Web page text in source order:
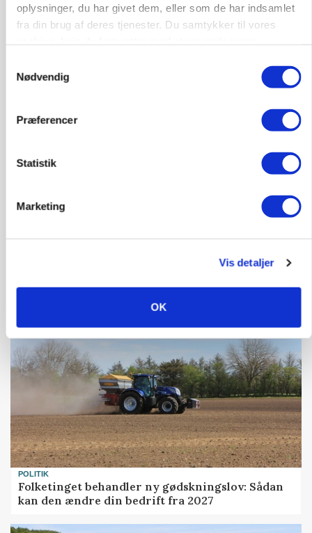
oplysninger, du har givet dem, eller som de har indsamlet
fra din brug af deres tjenester. Du samtykker til vores
Nødvendig
Præferencer
Statistik
Marketing
Vis detaljer
OK
Annonce
Loading...
POLITIK
protestgruppe vil demonstrere mod ny
POLITIK
Folketinget behandler ny gødskningslov: Sådan
kan den ændre din bedrift fra 2027